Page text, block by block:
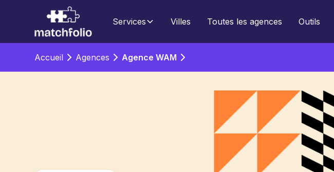
Services Villes Toutes les agences Outils
Accueil Agences Agence WAM